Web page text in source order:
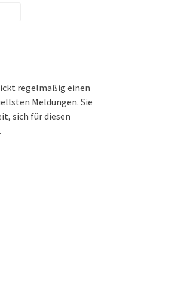
regelmäßig einen
Meldungen. Sie
sich für diesen